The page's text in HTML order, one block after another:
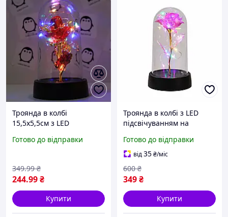
Троянда в колбі
15,5х5,5см з LED
батарейках, Червона /
Готово до відправки
244.99₴
349.99 ₴
Купити
Троянда в колбі з LED
підсвічуванням на
декоративна троянда, 3Д
нічник троянда,
подарунок, рожева
Готово до відправки
від35₴/міс
349₴
600 ₴
Купити